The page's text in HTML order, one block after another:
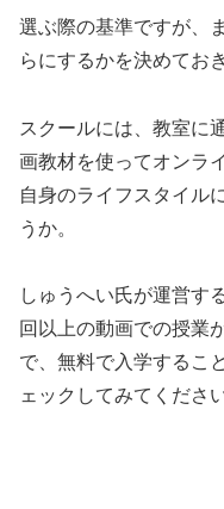
選ぶ際の基準ですが、
らにするかを決めてお
スクールには、教室に
画教材を使ってオンラ
自身のライフスタイル
うか。
しゅうへい氏が運営す
回以上の動画での授業
で、無料で入学するこ
ェックしてみてください